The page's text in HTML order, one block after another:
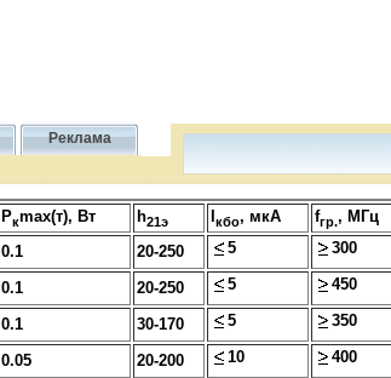
Реклама
Pкmax(т), Вт h21э кбо, мкА fгр., МГц
0.1 20-250 5 300
0.1 20-250 5 450
0.1 30-170 5 350
0.05 20-200 10 400